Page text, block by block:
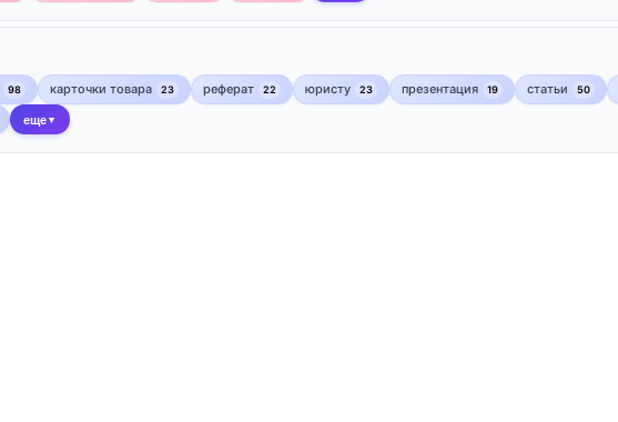
98 карточки товара 23 реферат 22 юристу 23 презентация 19 статьи 50
еще ▼